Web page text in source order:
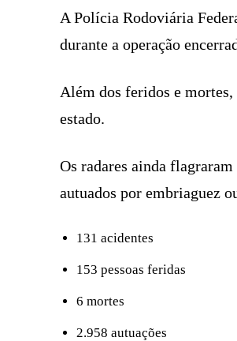
A Polícia Rodoviária
durante a operação
Além dos feridos e mortes,
estado.
Os radares ainda flagraram
autuados por embriaguez
131 acidentes
153 pessoas feridas
6 mortes
2.958 autuações